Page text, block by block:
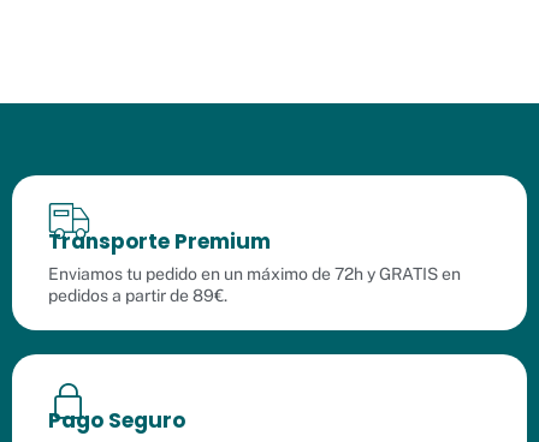
Transporte Premium
Enviamos tu pedido en un máximo de 72h y GRATIS en
pedidos a partir de 89€.
Pago Seguro